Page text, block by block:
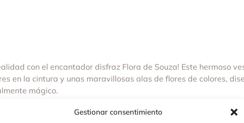
Gestionar consentimiento
con el encantador disfraz Flora de Souza! Este hermoso
en la cintura y unas maravillosas alas de flores de colores,
mágico.